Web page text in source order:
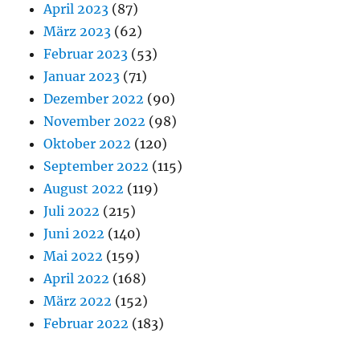
April 2023 (87)
März 2023 (62)
Februar 2023 (53)
Januar 2023 (71)
Dezember 2022 (90)
November 2022 (98)
Oktober 2022 (120)
September 2022 (115)
August 2022 (119)
Juli 2022 (215)
Juni 2022 (140)
Mai 2022 (159)
April 2022 (168)
März 2022 (152)
Februar 2022 (183)